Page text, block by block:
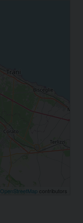
OpenStreetMap contributors